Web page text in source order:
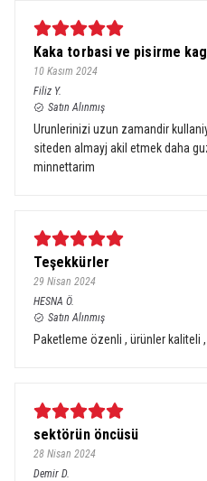
Kaka torbasi ve pisirme
10 Kasım 2024
Filiz Y.
Satın Alınmış
Urunlerinizi uzun zamandir
siteden almayj akil etmek daha
minnettarim
Teşekkürler
29 Nisan 2024
HESNA Ö.
Satın Alınmış
Paketleme özenli , ürünler kaliteli
sektörün öncüsü
28 Nisan 2024
Demir D.